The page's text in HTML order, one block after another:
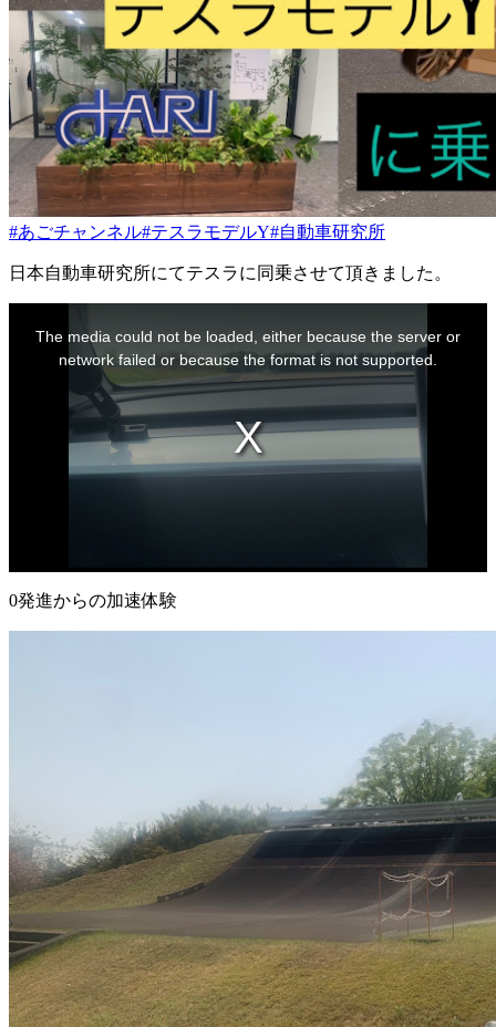
#あごチャンネル#テスラモデルY#自動車研究所
日本自動車研究所にてテスラに同乗させて頂きました。
The media could not be loaded, either because the server or
network failed or because the format is not supported.
0発進からの加速体験